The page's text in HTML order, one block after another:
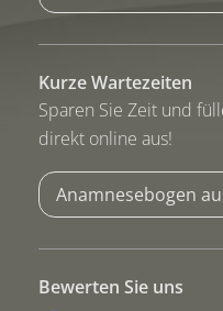
Kurze Wartezeiten
Sparen Sie Zeit und
direkt online aus!
Anamnesebogen
Bewerten Sie uns